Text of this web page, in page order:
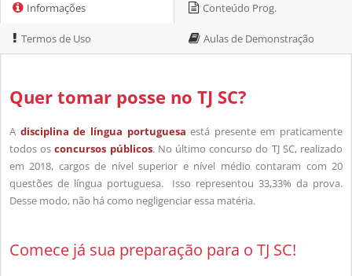
Informações Conteúdo Prog.
Termos de Uso Aulas de Demonstração
Quer tomar posse no TJ SC?
A disciplina de língua portuguesaestá presente em praticamente
todos osconcursos públicos. No último concurso do TJ SC, realizado
em 2018, cargos de nível superior e nível médio contaram com 20
questões de língua portuguesa. Isso representou 33,33% da prova.
Desse modo, não há como negligenciar essa matéria.
Comece já sua preparação para o TJ SC!